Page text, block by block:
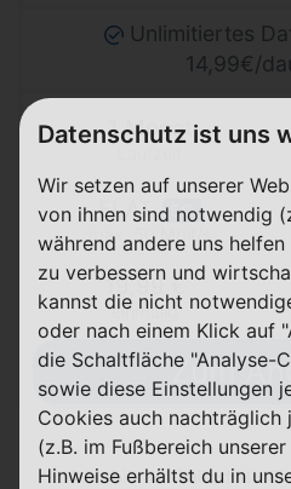
Unlimitiertes
14,99€/
1 Monat
FLAT 5G
max. 50 Mbit/s
19,99 €
einmalig
Zum
o2 Mobile Unlimited M -
Datenschutz ist uns
Wir setzen auf unserer
von ihnen sind notwendig
während andere uns
zu verbessern und
kannst die nicht
oder nach einem Klick auf
die Schaltfläche "Analyse-
sowie diese Einstellungen
Cookies auch nachträglich
(z.B. im Fußbereich
Hinweise erhältst du in